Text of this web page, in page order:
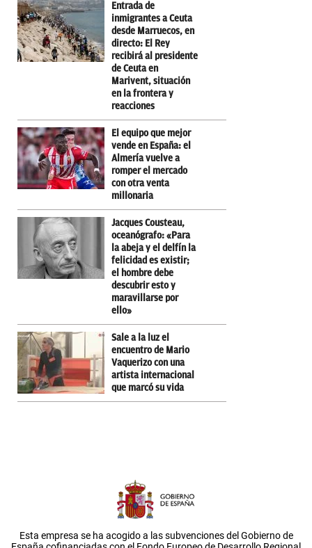
Entrada de
inmigrantes a Ceuta
desde Marruecos, en
directo: El Rey
recibirá al presidente
de Ceuta en
Marivent, situación
en la frontera y
reacciones
El equipo que mejor
vende en España: el
Almería vuelve a
romper el mercado
con otra venta
millonaria
Jacques Cousteau,
oceanógrafo: «Para
la abeja y el delfín la
felicidad es existir;
el hombre debe
descubrir esto y
maravillarse por
ello»
Sale a la luz el
encuentro de Mario
Vaquerizo con una
artista internacional
que marcó su vida
Esta empresa se ha acogido a las subvenciones del Gobierno de